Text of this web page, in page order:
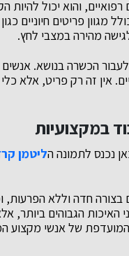
והוא יכול להיות
פריטים חיוניים
מהירה במצבי לחץ.
הכשרה בנושא. אנשים
אין זה רק פריט, אלא
במקצועיות
נכנס לתמונה הליטמן
חדה וללא הפרעות,
האיכות הגבוהים ביותר,
של אנשי מקצוע